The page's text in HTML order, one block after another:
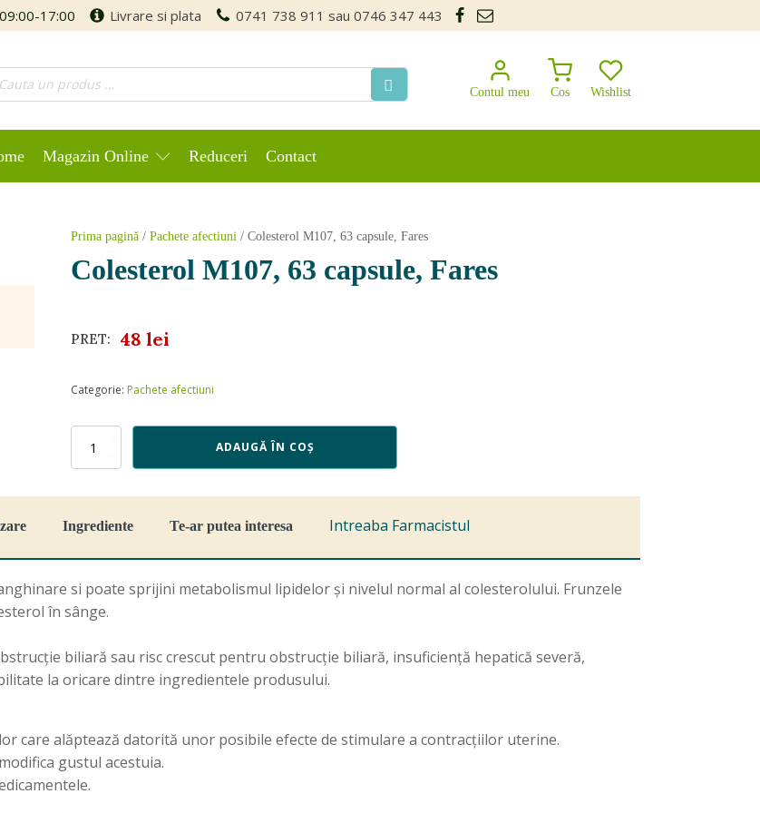
17:00 Livrare si plata 0741 738 911 sau 0746 347 443
Contul meu Cos Wishlist
Magazin Online Reduceri Contact
Prima pagină / Pachete afectiuni / Colesterol M107, 63 capsule, Fares
Colesterol M107, 63 capsule, Fares
PRET: 48 lei
Categorie: Pachete afectiuni
Cantitate
63
Fares
ADAUGĂ ÎN COȘ
Ingrediente Te-ar putea interesa Intreaba Farmacistul
si poate sprijini metabolismul lipidelor și nivelul normal al colesterolului. Frunzele
în sânge.
biliară sau risc crescut pentru obstrucţie biliară, insuficienţă hepatică severă,
la oricare dintre ingredientele produsului.
care alăptează datorită unor posibile efecte de stimulare a contracţiilor uterine.
gustul acestuia.